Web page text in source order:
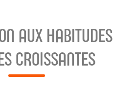
AUX HABITUDES
CROISSANTES